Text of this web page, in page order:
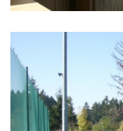
Škola: 546 453 183, mobil